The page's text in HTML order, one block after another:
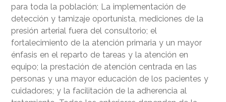
para toda la población; La implementación de
detección y tamizaje oportunista, mediciones de la
presión arterial fuera del consultorio; el
fortalecimiento de la atención primaria y un mayor
énfasis en el reparto de tareas y la atención en
equipo; la prestación de atención centrada en las
personas y una mayor educación de los pacientes y
cuidadores; y la facilitación de la adherencia al